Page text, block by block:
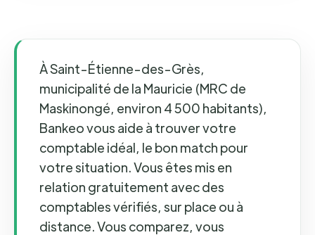
À Saint-Étienne-des-Grès,
municipalité de la Mauricie (MRC de
Maskinongé, environ 4 500 habitants),
Bankeo vous aide à trouver votre
comptable idéal, le bon match pour
votre situation. Vous êtes mis en
relation gratuitement avec des
comptables vérifiés, sur place ou à
distance. Vous comparez, vous